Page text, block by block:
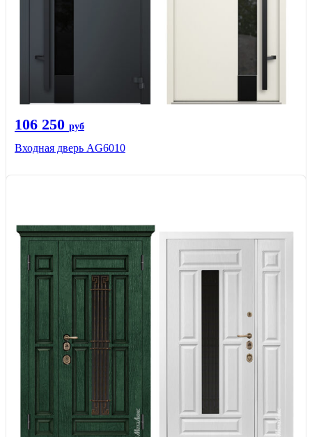
106 250 руб
Входная дверь AG6010